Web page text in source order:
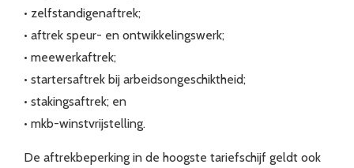
• zelfstandigenaftrek;
• aftrek speur- en ontwikkelingswerk;
• meewerkaftrek;
• startersaftrek bij arbeidsongeschiktheid;
• stakingsaftrek; en
• mkb-winstvrijstelling.
De aftrekbeperking in de hoogste tariefschijf geldt ook